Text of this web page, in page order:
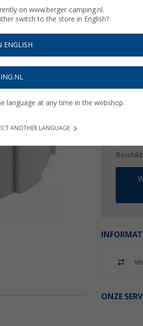
€
ONZE
on www.berger-camping.nl.
switch to the store in English?
ENGLISH
language at any time in the webshop.
ANOTHER LANGUAGE